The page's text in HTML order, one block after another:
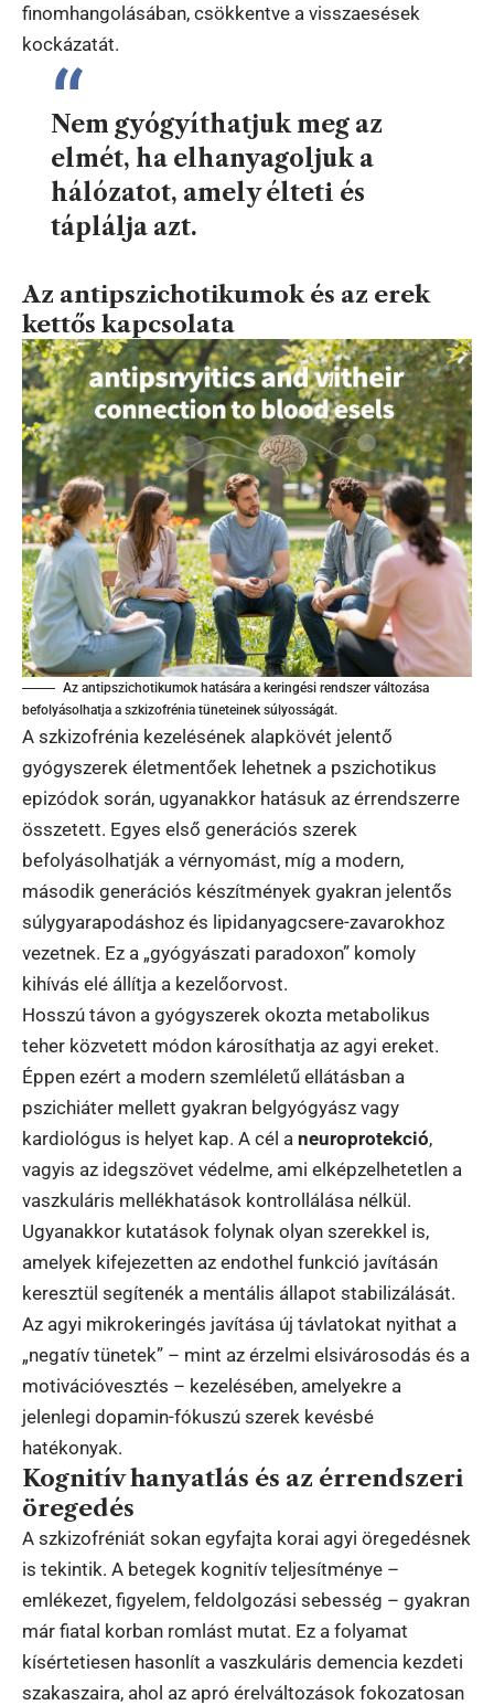
finomhangolásában, csökkentve a visszaesések
kockázatát.
Nem gyógyíthatjuk meg az
elmét, ha elhanyagoljuk a
hálózatot, amely élteti és
táplálja azt.
Az antipszichotikumok és az erek
kettős kapcsolata
Az antipszichotikumok hatására a keringési rendszer változása
befolyásolhatja a szkizofrénia tüneteinek súlyosságát.
A szkizofrénia kezelésének alapkövét jelentő
gyógyszerek életmentőek lehetnek a pszichotikus
epizódok során, ugyanakkor hatásuk az érrendszerre
összetett. Egyes első generációs szerek
befolyásolhatják a vérnyomást, míg a modern,
második generációs készítmények gyakran jelentős
súlygyarapodáshoz és lipidanyagcsere-zavarokhoz
vezetnek. Ez a „gyógyászati paradoxon” komoly
kihívás elé állítja a kezelőorvost.
Hosszú távon a gyógyszerek okozta metabolikus
teher közvetett módon károsíthatja az agyi ereket.
Éppen ezért a modern szemléletű ellátásban a
pszichiáter mellett gyakran belgyógyász vagy
kardiológus is helyet kap. A cél a neuroprotekció,
vagyis az idegszövet védelme, ami elképzelhetetlen a
vaszkuláris mellékhatások kontrollálása nélkül.
Ugyanakkor kutatások folynak olyan szerekkel is,
amelyek kifejezetten az endothel funkció javításán
keresztül segítenék a mentális állapot stabilizálását.
Az agyi mikrokeringés javítása új távlatokat nyithat a
„negatív tünetek” – mint az érzelmi elsivárosodás és a
motivációvesztés – kezelésében, amelyekre a
jelenlegi dopamin-fókuszú szerek kevésbé
hatékonyak.
Kognitív hanyatlás és az érrendszeri
öregedés
A szkizofréniát sokan egyfajta korai agyi öregedésnek
is tekintik. A betegek kognitív teljesítménye –
emlékezet, figyelem, feldolgozási sebesség – gyakran
már fiatal korban romlást mutat. Ez a folyamat
kísértetiesen hasonlít a vaszkuláris demencia kezdeti
szakaszaira, ahol az apró érelváltozások fokozatosan